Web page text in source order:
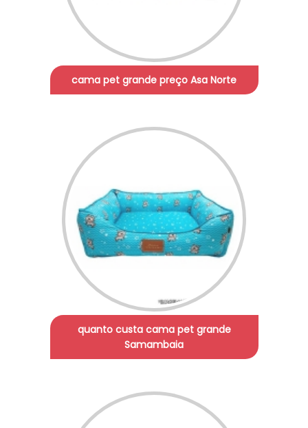
cama pet grande preço Asa Norte
quanto custa cama pet grande
Samambaia